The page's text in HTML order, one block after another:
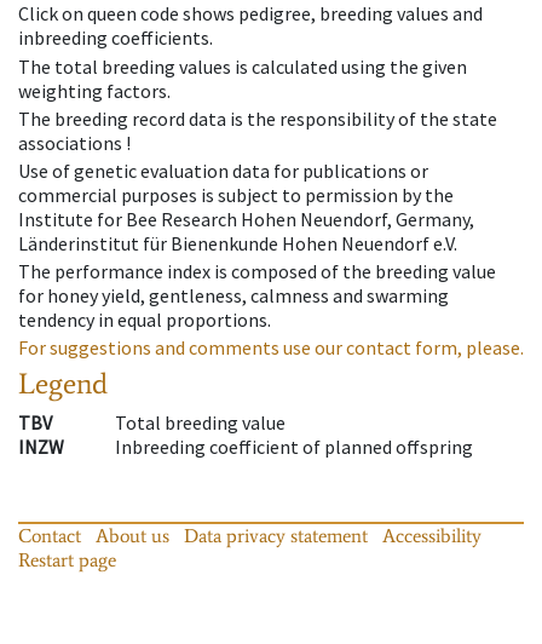
Click on queen code shows pedigree, breeding values and
inbreeding coefficients.
The total breeding values is calculated using the given
weighting factors.
The breeding record data is the responsibility of the state
associations !
Use of genetic evaluation data for publications or
commercial purposes is subject to permission by the
Institute for Bee Research Hohen Neuendorf, Germany,
Länderinstitut für Bienenkunde Hohen Neuendorf e.V.
The performance index is composed of the breeding value
for honey yield, gentleness, calmness and swarming
tendency in equal proportions.
For suggestions and comments use our contact form, please.
Legend
TBV
Total breeding value
INZW
Inbreeding coefficient of planned offspring
Contact About us Data privacy statement
Accessibility
Restart page